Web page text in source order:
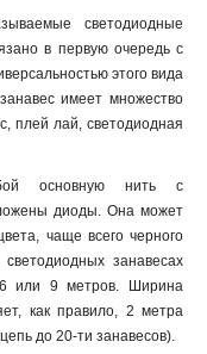
светодиодные
в первую очередь с
этого вида
имеет множество
плей лай, светодиодная
основную нить с
диоды. Она может
чаще всего черного
занавесах
или 9 метров. Ширина
как правило, 2 метра
до 20-ти занавесов).